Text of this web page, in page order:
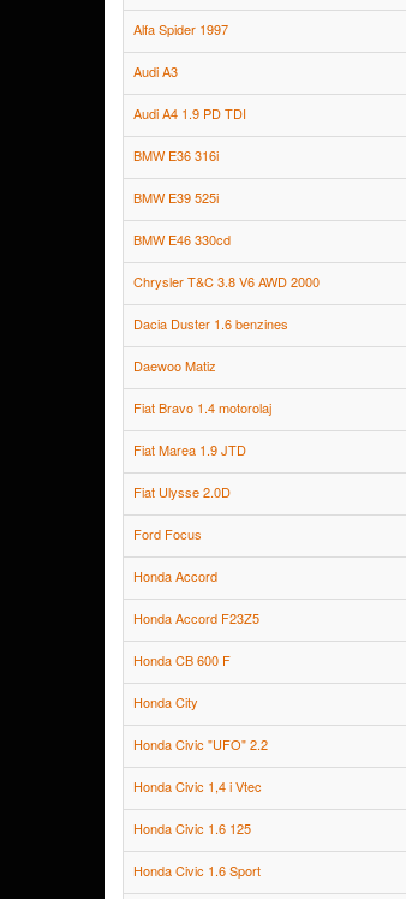
Alfa Spider 1997
Audi A3
Audi A4 1.9 PD TDI
BMW E36 316i
BMW E39 525i
BMW E46 330cd
Chrysler T&C 3.8 V6 AWD 2000
Dacia Duster 1.6 benzines
Daewoo Matiz
Fiat Bravo 1.4 motorolaj
Fiat Marea 1.9 JTD
Fiat Ulysse 2.0D
Ford Focus
Honda Accord
Honda Accord F23Z5
Honda CB 600 F
Honda City
Honda Civic "UFO" 2.2
Honda Civic 1,4 i Vtec
Honda Civic 1.6 125
Honda Civic 1.6 Sport